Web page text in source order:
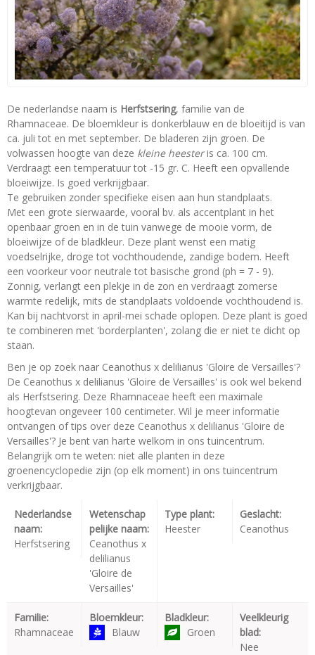
De nederlandse naam is Herfstsering, familie van de
Rhamnaceae. De bloemkleur is donkerblauw en de bloeitijd is van
ca. juli tot en met september. De bladeren zijn groen. De
volwassen hoogte van deze kleine heesteris ca. 100 cm.
Verdraagt een temperatuur tot -15 gr. C. Heeft een opvallende
bloeiwijze. Is goed verkrijgbaar.
Te gebruiken zonder specifieke eisen aan hun standplaats.
Met een grote sierwaarde, vooral bv. als accentplant in het
openbaar groen en in de tuin vanwege de mooie vorm, de
bloeiwijze of de bladkleur. Deze plant wenst een matig
voedselrijke, droge tot vochthoudende, zandige bodem. Heeft
een voorkeur voor neutrale tot basische grond (ph = 7 - 9).
Zonnig, verlangt een plekje in de zon en verdraagt zomerse
warmte redelijk, mits de standplaats voldoende vochthoudend is.
Kan bij nachtvorst in april-mei schade oplopen. Deze plant is goed
te combineren met 'borderplanten', zolang die er niet te dicht op
staan.
Ben je op zoek naar Ceanothus x delilianus 'Gloire de Versailles'?
De Ceanothus x delilianus 'Gloire de Versailles' is ook wel bekend
als Herfstsering. Deze Rhamnaceae heeft een maximale
hoogtevan ongeveer 100 centimeter. Wil je meer informatie
ontvangen of tips over deze Ceanothus x delilianus 'Gloire de
Versailles'? Je bent van harte welkom in ons tuincentrum.
Belangrijk om te weten: niet alle planten in deze
groenencyclopedie zijn (op elk moment) in ons tuincentrum
verkrijgbaar.
Nederlandse
naam:
Herfstsering
Wetenschap
pelijke naam:
Ceanothus x
delilianus
'Gloire de
Versailles'
Type plant:
Heester
Geslacht:
Ceanothus
Familie:
Rhamnaceae
Bloemkleur:
Blauw
Bladkleur:
Groen
Veelkleurig
blad:
Nee